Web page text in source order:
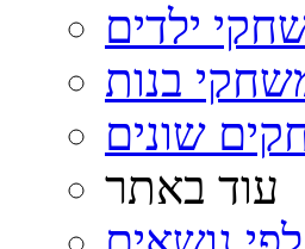
ילדים
בנות
שונים
עוד באתר